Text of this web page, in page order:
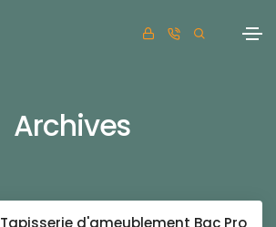
Archives
Tapisserie d'ameublement Bac Pro